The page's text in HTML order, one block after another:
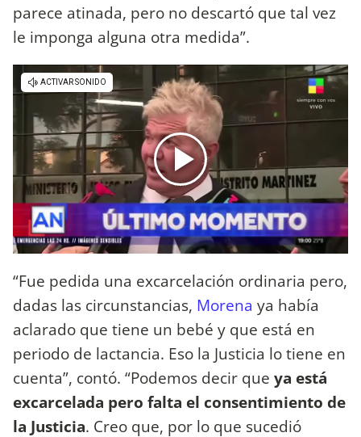
parece atinada, pero no descartó que tal vez
le imponga alguna otra medida”.
“Fue pedida una excarcelación ordinaria pero,
dadas las circunstancias, Morena ya había
aclarado que tiene un bebé y que está en
periodo de lactancia. Eso la Justicia lo tiene en
cuenta”, contó. “Podemos decir que ya está
excarcelada pero falta el consentimiento de
la Justicia. Creo que, por lo que sucedió